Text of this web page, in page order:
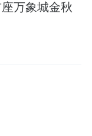
万象城金秋